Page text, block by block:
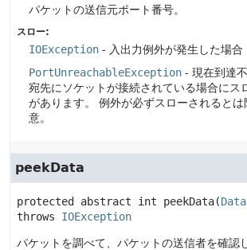
パケットの送信元ポート番号。
スロー:
IOException - 入出力例外が発生した場合
PortUnreachableException - 現在到達
宛先にソケットが接続されている場合にス
があります。
例外が必ずスローされると
意。
peekData
protected abstract int peekData(
throws IOException
パケットを調べて、パケットの送信者を確認